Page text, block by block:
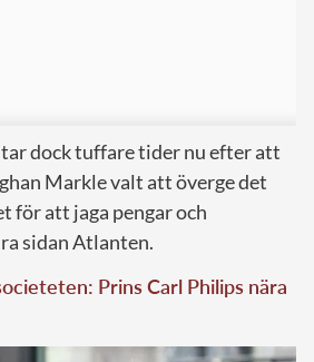
dock tuffare tider nu efter att
Markle valt att överge det
för att jaga pengar och
sidan Atlanten.
Prins Carl Philips nära